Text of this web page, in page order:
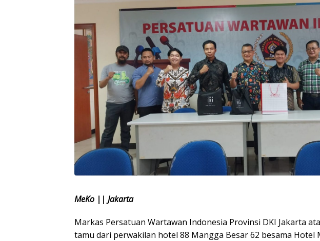
MeKo || Jakarta
Markas Persatuan Wartawan Indonesia Provinsi DKI Jakarta
tamu dari perwakilan hotel 88 Mangga Besar 62 besama Hotel